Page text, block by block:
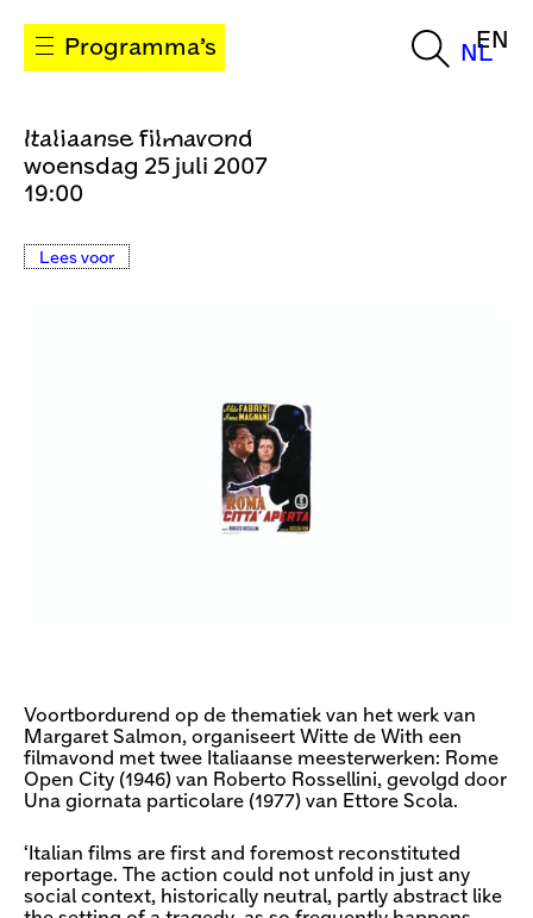
Programma’s NL
EN
Italiaanse filmavond
woensdag 25 juli 2007
19:00
Lees voor
Voortbordurend op de thematiek van het werk van
Margaret Salmon, organiseert Witte de With een
filmavond met twee Italiaanse meesterwerken: Rome
Open City (1946) van Roberto Rossellini, gevolgd door
Una giornata particolare (1977) van Ettore Scola.
‘Italian films are first and foremost reconstituted
reportage. The action could not unfold in just any
social context, historically neutral, partly abstract like